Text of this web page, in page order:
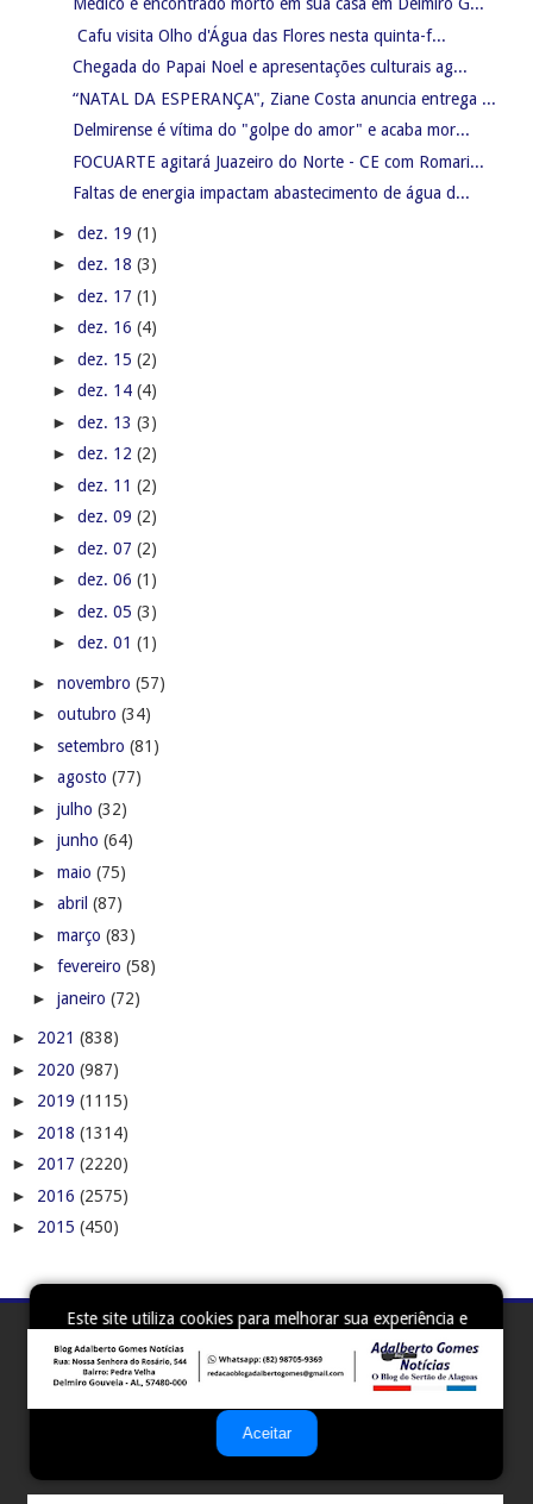
Este site utiliza cookies para melhorar sua experiência e
fornecer serviços personalizados. Ao continuar a navegar,
você concorda com o uso de cookies. Para mais
informações, leia nossa
Política de Privacidade.
Aceitar
Cafu visita Olho d'Água das Flores nesta quinta-f...
Chegada do Papai Noel e apresentações culturais ag...
“NATAL DA ESPERANÇA", Ziane Costa anuncia entrega ...
Delmirense é vítima do "golpe do amor" e acaba mor...
FOCUARTE agitará Juazeiro do Norte - CE com Romari...
Faltas de energia impactam abastecimento de água d...
► dez. 19 (1)
► dez. 18 (3)
► dez. 17 (1)
► dez. 16 (4)
► dez. 15 (2)
► dez. 14 (4)
► dez. 13 (3)
► dez. 12 (2)
► dez. 11 (2)
► dez. 09 (2)
► dez. 07 (2)
► dez. 06 (1)
► dez. 05 (3)
► dez. 01 (1)
► novembro (57)
► outubro (34)
► setembro (81)
► agosto (77)
► julho (32)
► junho (64)
► maio (75)
► abril (87)
► março (83)
► fevereiro (58)
► janeiro (72)
► 2021 (838)
► 2020 (987)
► 2019 (1115)
► 2018 (1314)
► 2017 (2220)
► 2016 (2575)
► 2015 (450)